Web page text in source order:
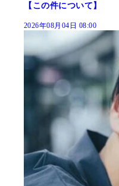
【この件について】
2026年08月04日 08:00